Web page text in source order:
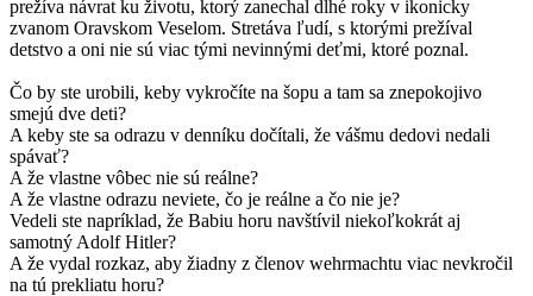
prežíva návrat ku životu, ktorý zanechal dlhé roky v ikonicky
zvanom Oravskom Veselom. Stretáva ľudí, s ktorými prežíval
detstvo a oni nie sú viac tými nevinnými deťmi, ktoré poznal.
Čo by ste urobili, keby vykročíte na šopu a tam sa znepokojivo
smejú dve deti?
A keby ste sa odrazu v denníku dočítali, že vášmu dedovi nedali
spávať?
A že vlastne vôbec nie sú reálne?
A že vlastne odrazu neviete, čo je reálne a čo nie je?
Vedeli ste napríklad, že Babiu horu navštívil niekoľkokrát aj
samotný Adolf Hitler?
A že vydal rozkaz, aby žiadny z členov wehrmachtu viac nevkročil
na tú prekliatu horu?